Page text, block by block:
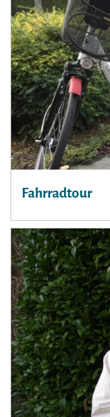
Fahrradtour